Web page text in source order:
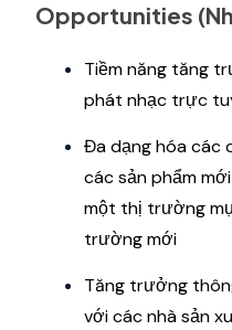
Opportunities
Tiềm năng tăng
phát nhạc trực
Đa dạng hóa các
các sản phẩm
một thị trường
trường mới
Tăng trưởng
với các nhà sản